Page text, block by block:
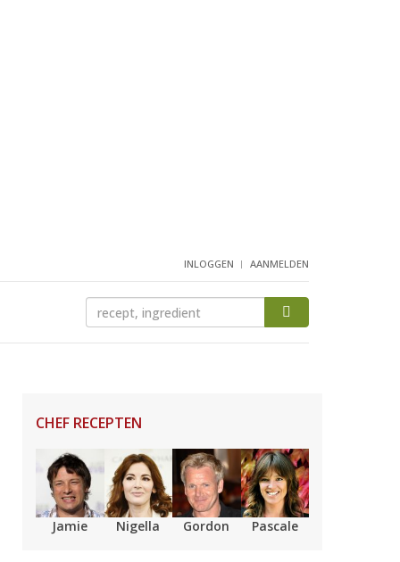
INLOGGEN AANMELDEN
CHEF RECEPTEN
Jamie Nigella Gordon Pascale